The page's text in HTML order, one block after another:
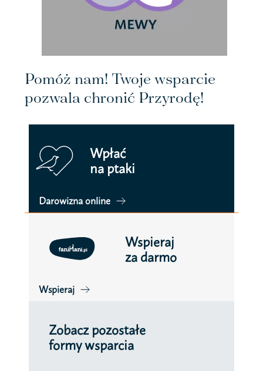
Pomóż nam! Twoje wsparcie
pozwala chronić Przyrodę!
Wpłać
na ptaki
Darowizna online
Wspieraj
za darmo
Wspieraj
Zobacz pozostałe
formy wsparcia